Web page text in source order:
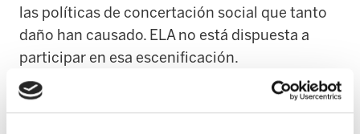
las políticas de concertación social que tanto
daño han causado. ELA no está dispuesta a
participar en esa escenificación.
Lo ocurrido en los últimos meses ha sido muy